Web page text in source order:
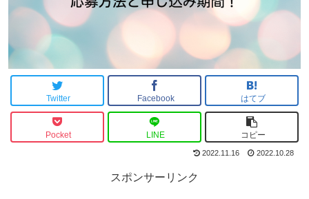
Twitter Facebook はてブ
Pocket LINE コピー
2022.11.16 2022.10.28
スポンサーリンク